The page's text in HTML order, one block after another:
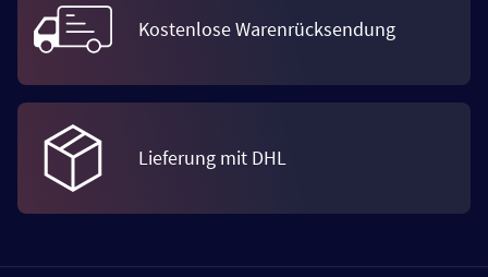
Kostenlose Warenrücksendung
Lieferung mit DHL